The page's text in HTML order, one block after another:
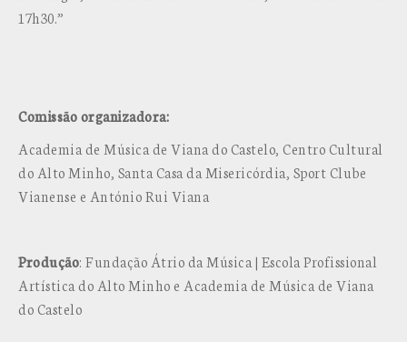
17h30.”
Comissão organizadora:
Academia de Música de Viana do Castelo, Centro Cultural
do Alto Minho, Santa Casa da Misericórdia, Sport Clube
Vianense e António Rui Viana
Produção: Fundação Átrio da Música | Escola Profissional
Artística do Alto Minho e Academia de Música de Viana
do Castelo